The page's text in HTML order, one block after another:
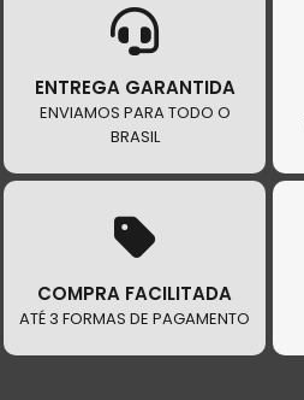
ENTREGA GARANTIDA
ENVIAMOS PARA TODO O
BRASIL
COMPRA FACILITADA
ATÉ 3 FORMAS DE PAGAMENTO